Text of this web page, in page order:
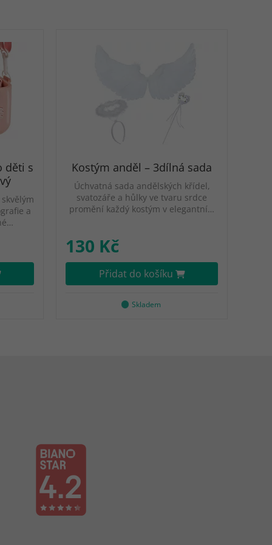
děti s
a
Kostým anděl – 3dílná sada
Úchvatná sada andělských křídel,
svatozáře a hůlky ve tvaru srdce
promění každý kostým v elegantní…
130 Kč
Přidat do košíku
Skladem